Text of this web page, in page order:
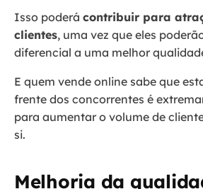
Isso poderá contribuir para
clientes, uma vez que eles
diferencial a uma melhor
E quem vende online sabe que
frente dos concorrentes é
para aumentar o volume de
si.
Melhoria da